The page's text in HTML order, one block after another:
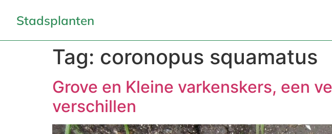
Stadsplanten
Tag: coronopus squamatus
Grove en Kleine varkenskers, een
verschillen